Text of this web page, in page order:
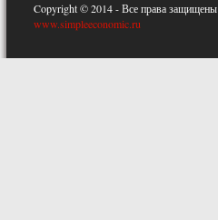
Copyright © 2014 - Все права защищены
www.simpleeconomic.ru